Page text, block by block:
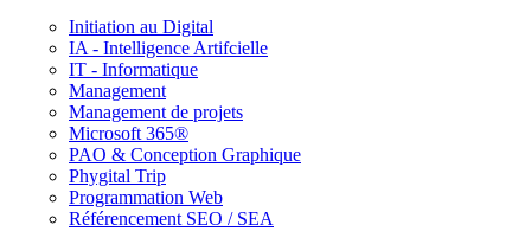
Initiation au Digital
IA - Intelligence Artifcielle
IT - Informatique
Management
Management de projets
Microsoft 365®
PAO & Conception Graphique
Phygital Trip
Programmation Web
Référencement SEO / SEA